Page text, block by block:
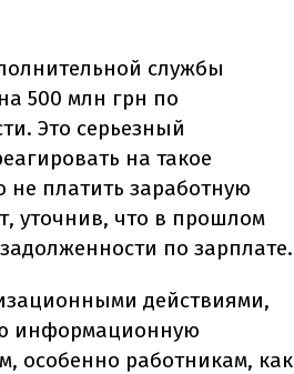
службы
500 млн грн по
Это серьезный
на такое
не платить заработную
уточнив, что в прошлом
по зарплате.
действиями,
информационную
особенно работникам, как